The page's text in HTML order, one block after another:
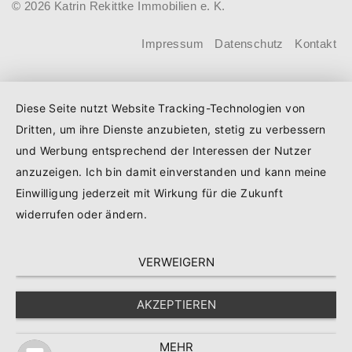
beantragen. Für Familien mit einem
Kind steigt der Förderhöchstbetrag von
Euro (vorher: 125.000 Euro) und für
Familien mit drei und mehr Kindern auf
Darlehenszinsen von „Jung kauft Alt“
werden aus Mitteln des
Stadtentwicklung und Bauwesen
(BMWSB) verbilligt: Heute liegt der
Laufzeit und 10 Jahren Zinsbindung bei
© 2026 Katrin Rekittke Immobilien e. K.
Impressum Datenschutz Kontakt
Diese Seite nutzt Website Tracking-Technologien von
Dritten, um ihre Dienste anzubieten, stetig zu verbessern
und Werbung entsprechend der Interessen der Nutzer
anzuzeigen. Ich bin damit einverstanden und kann meine
Einwilligung jederzeit mit Wirkung für die Zukunft
widerrufen oder ändern.
VERWEIGERN
AKZEPTIEREN
MEHR